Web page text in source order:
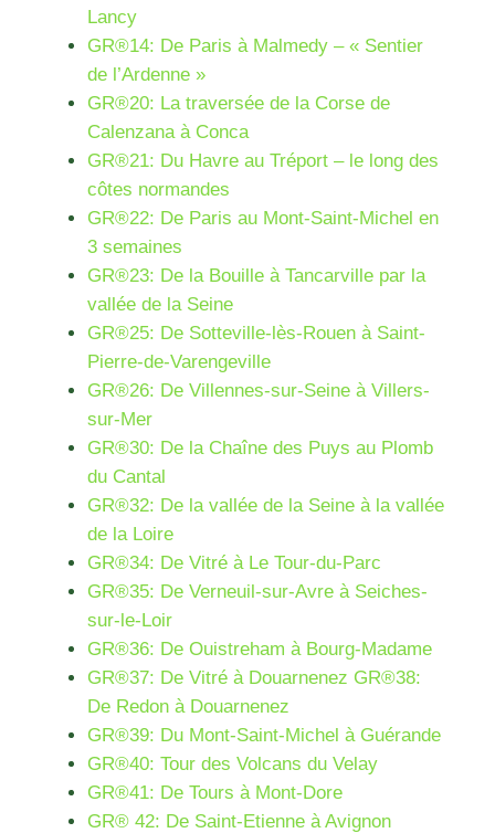
Lancy
GR®14: De Paris à Malmedy – « Sentier
de l’Ardenne »
GR®20: La traversée de la Corse de
Calenzana à Conca
GR®21: Du Havre au Tréport – le long des
côtes normandes
GR®22: De Paris au Mont-Saint-Michel en
3 semaines
GR®23: De la Bouille à Tancarville par la
vallée de la Seine
GR®25: De Sotteville-lès-Rouen à Saint-
Pierre-de-Varengeville
GR®26: De Villennes-sur-Seine à Villers-
sur-Mer
GR®30: De la Chaîne des Puys au Plomb
du Cantal
GR®32: De la vallée de la Seine à la vallée
de la Loire
GR®34: De Vitré à Le Tour-du-Parc
GR®35: De Verneuil-sur-Avre à Seiches-
sur-le-Loir
GR®36: De Ouistreham à Bourg-Madame
GR®37: De Vitré à Douarnenez GR®38:
De Redon à Douarnenez
GR®39: Du Mont-Saint-Michel à Guérande
GR®40: Tour des Volcans du Velay
GR®41: De Tours à Mont-Dore
GR® 42: De Saint-Etienne à Avignon